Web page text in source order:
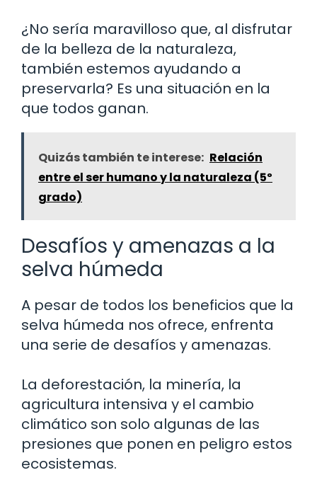
¿No sería maravilloso que, al disfrutar
de la belleza de la naturaleza,
también estemos ayudando a
preservarla? Es una situación en la
que todos ganan.
Quizás también te interese: Relación
entre el ser humano y la naturaleza (5º
grado)
Desafíos y amenazas a la
selva húmeda
A pesar de todos los beneficios que la
selva húmeda nos ofrece, enfrenta
una serie de desafíos y amenazas.
La deforestación, la minería, la
agricultura intensiva y el cambio
climático son solo algunas de las
presiones que ponen en peligro estos
ecosistemas.